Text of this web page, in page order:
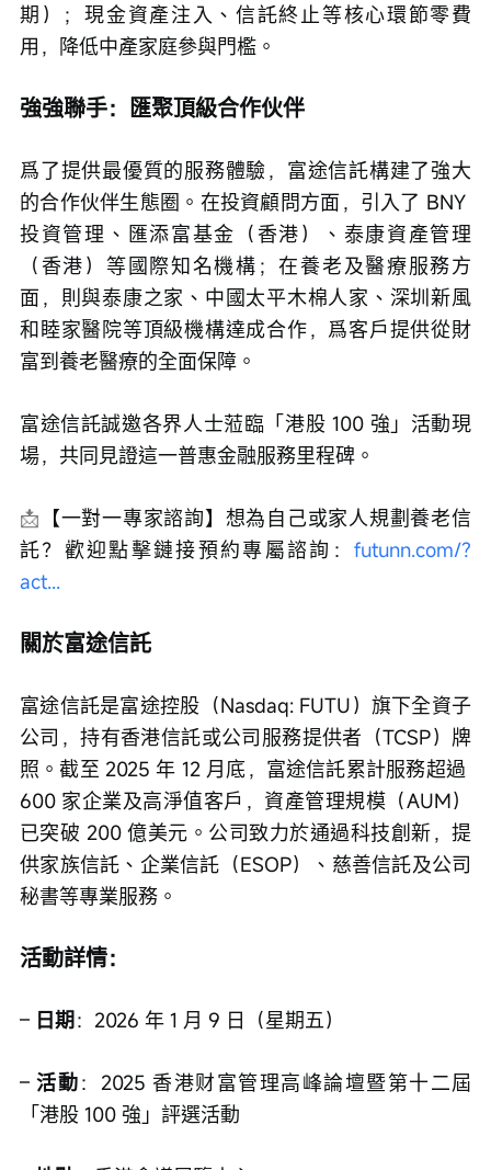
期）；現金資產注入、信託終止等核心環節零費
用，降低中產家庭參與門檻。
強強聯手：匯聚頂級合作伙伴
爲了提供最優質的服務體驗，富途信託構建了強大
的合作伙伴生態圈。在投資顧問方面，引入了 BNY
投資管理、匯添富基金（香港）、泰康資產管理
（香港）等國際知名機構；在養老及醫療服務方
面，則與泰康之家、中國太平木棉人家、深圳新風
和睦家醫院等頂級機構達成合作，爲客戶提供從財
富到養老醫療的全面保障。
富途信託誠邀各界人士蒞臨「港股 100 強」活動現
場，共同見證這一普惠金融服務里程碑。
📩 【一對一專家諮詢】想為自己或家人規劃養老信
託？歡迎點擊鏈接預約專屬諮詢： futunn.com/?
act...
關於富途信託
富途信託是富途控股（Nasdaq: FUTU）旗下全資子
公司，持有香港信託或公司服務提供者（TCSP）牌
照。截至 2025 年 12 月底，富途信託累計服務超過
600 家企業及高淨值客戶，資產管理規模（AUM）
已突破 200 億美元。公司致力於通過科技創新，提
供家族信託、企業信託（ESOP）、慈善信託及公司
秘書等專業服務。
活動詳情：
– 日期：2026 年 1 月 9 日（星期五）
– 活動：2025 香港财富管理高峰論壇暨第十二屆
「港股 100 強」評選活動